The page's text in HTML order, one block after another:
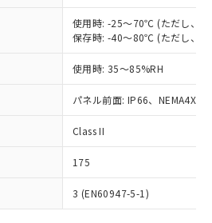
使用時: -25～70℃ (ただし、氷
保存時: -40～80℃ (ただし、氷
使用時: 35～85%RH
パネル前面: IP66、NEMA4X,
Class II
175
3 (EN60947-5-1)
状況および標準価格はお客
先、またはお客様担当のオ
機器販売店・当社販売員に
御機器販売店や当社販売拠
ネットワーク
」をご確認
よび標準価格結果を当社の
く第三者に漏洩または開
機能（部品リスト作成サー
下、ポリ臭化ジフェニルエーテル類
、フタル酸ビス(2-エチルヘキシ
1000ppm以下、フタル酸ブチ
1000ppm以下、フタル酸ジブチル
下、フタル酸ジイソブチル
４物質については閾値を超える意
を確認しています。
替え状況などにより、予定
があります。
1000ppm、 PBBs(ポリ臭化ビフェ
PBDEs(ポリ臭化ジフェニルエーテ
ル) : 1000ppm、 DIBP(フタル酸ジ
、 BBP(フタル酸ブチルベンジ
(2-エチルヘキシル)) : 1000ppm
期限
（10物質）のすべてが基
とを示します。
使用状況下において有害物
し、環境に深刻な影響を
貨物を破棄する場合は、完
るなど、違法に輸出されな
な手段を講じます。
器、生物兵器またはその他
これらの製造装置等に一切
せん。
社製品を第三者に販売する
1、2および3の内容を当
通知します。また当社は、
び販売に係わる関係者が違
るおそれがある場合は、取
以上の在庫あり
には満たないが在庫あり
し(最新の在庫状況につ
、お客様のお取引先、ま
客様担当のオムロン制御
売店・当社販売員にご確
い)
産機種、また在庫状況の